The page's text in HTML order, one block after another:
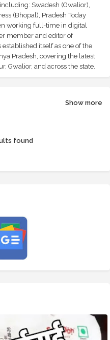
Swadesh (Gwalior),
(Bhopal), Pradesh Today
working full-time in digital
member and editor of
itself as one of the
Pradesh, covering the latest
Gwalior, and across the state.
Show more
found